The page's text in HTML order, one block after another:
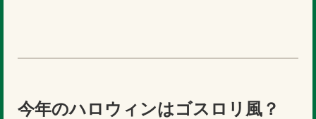
今年のハロウィンはゴスロリ風？